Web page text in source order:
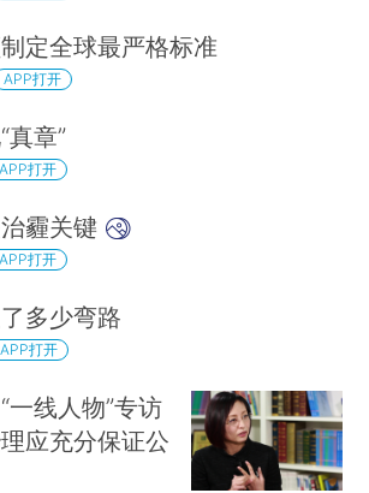
定全球最严格标准
APP打开
真章”
APP打开
霾关键
APP打开
多少弯路
APP打开
一线人物”专访
应充分保证公